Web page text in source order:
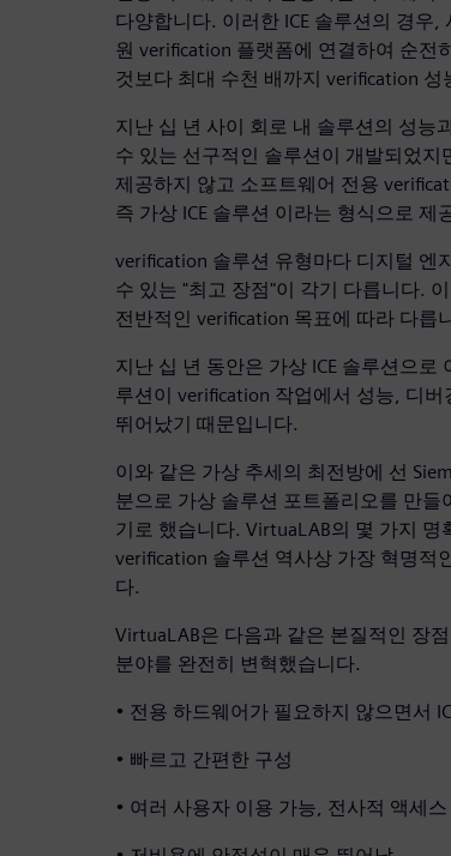
다양합니다. 이러한 ICE 솔루션의 경우
원 verification 플랫폼에 연결하여 순전
것보다 최대 수천 배까지 verification 성
지난 십 년 사이 회로 내 솔루션의 성능
수 있는 선구적인 솔루션이 개발되었
제공하지 않고 소프트웨어 전용
즉 가상 ICE 솔루션 이라는 형식으로 제
verification 솔루션 유형마다 디지털 엔
수 있는 "최고 장점"이 각기 다릅니다.
전반적인 verification 목표에 따라 다릅
지난 십 년 동안은 가상 ICE 솔루션으
루션이 verification 작업에서 성능, 디
뛰어났기 때문입니다.
이와 같은 가상 추세의 최전방에 선
분으로 가상 솔루션 포트폴리오를 만들
기로 했습니다. VirtuaLAB의 몇 가지
verification 솔루션 역사상 가장 혁명적
다.
VirtuaLAB은 다음과 같은 본질적인 장
분야를 완전히 변혁했습니다.
• 전용 하드웨어가 필요하지 않으면서
• 빠르고 간편한 구성
• 여러 사용자 이용 가능, 전사적 액세스